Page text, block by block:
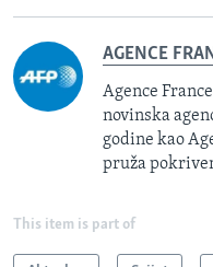
AGENCE
Agence
novinska
godine kao
pruža
This item is part of